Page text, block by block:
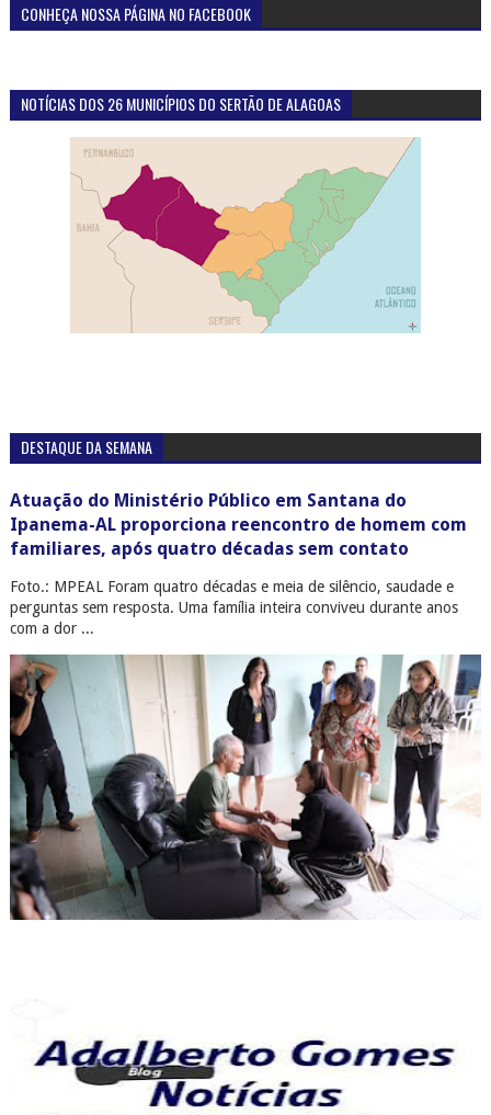
CONHEÇA NOSSA PÁGINA NO FACEBOOK
NOTÍCIAS DOS 26 MUNICÍPIOS DO SERTÃO DE ALAGOAS
DESTAQUE DA SEMANA
Atuação do Ministério Público em Santana do
Ipanema-AL proporciona reencontro de homem com
familiares, após quatro décadas sem contato
Foto.: MPEAL Foram quatro décadas e meia de silêncio, saudade e
perguntas sem resposta. Uma família inteira conviveu durante anos
com a dor ...